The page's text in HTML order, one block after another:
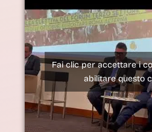
Fai clic per accettare i
abilitare questo